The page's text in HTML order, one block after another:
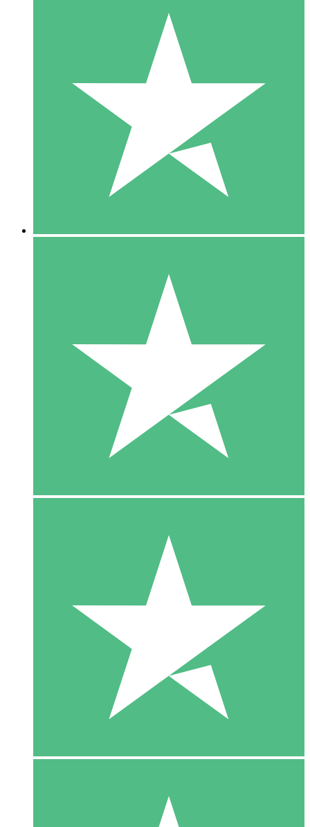
Individuele Creditpakketten
Betaal per gebruik met downloadtegoeden. Geen maandelijkse
1000
10 Downloaden
20 00